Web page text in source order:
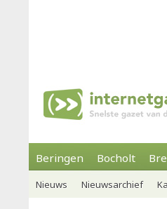
Beringen Bocholt
Nieuws Nieuwsarchief